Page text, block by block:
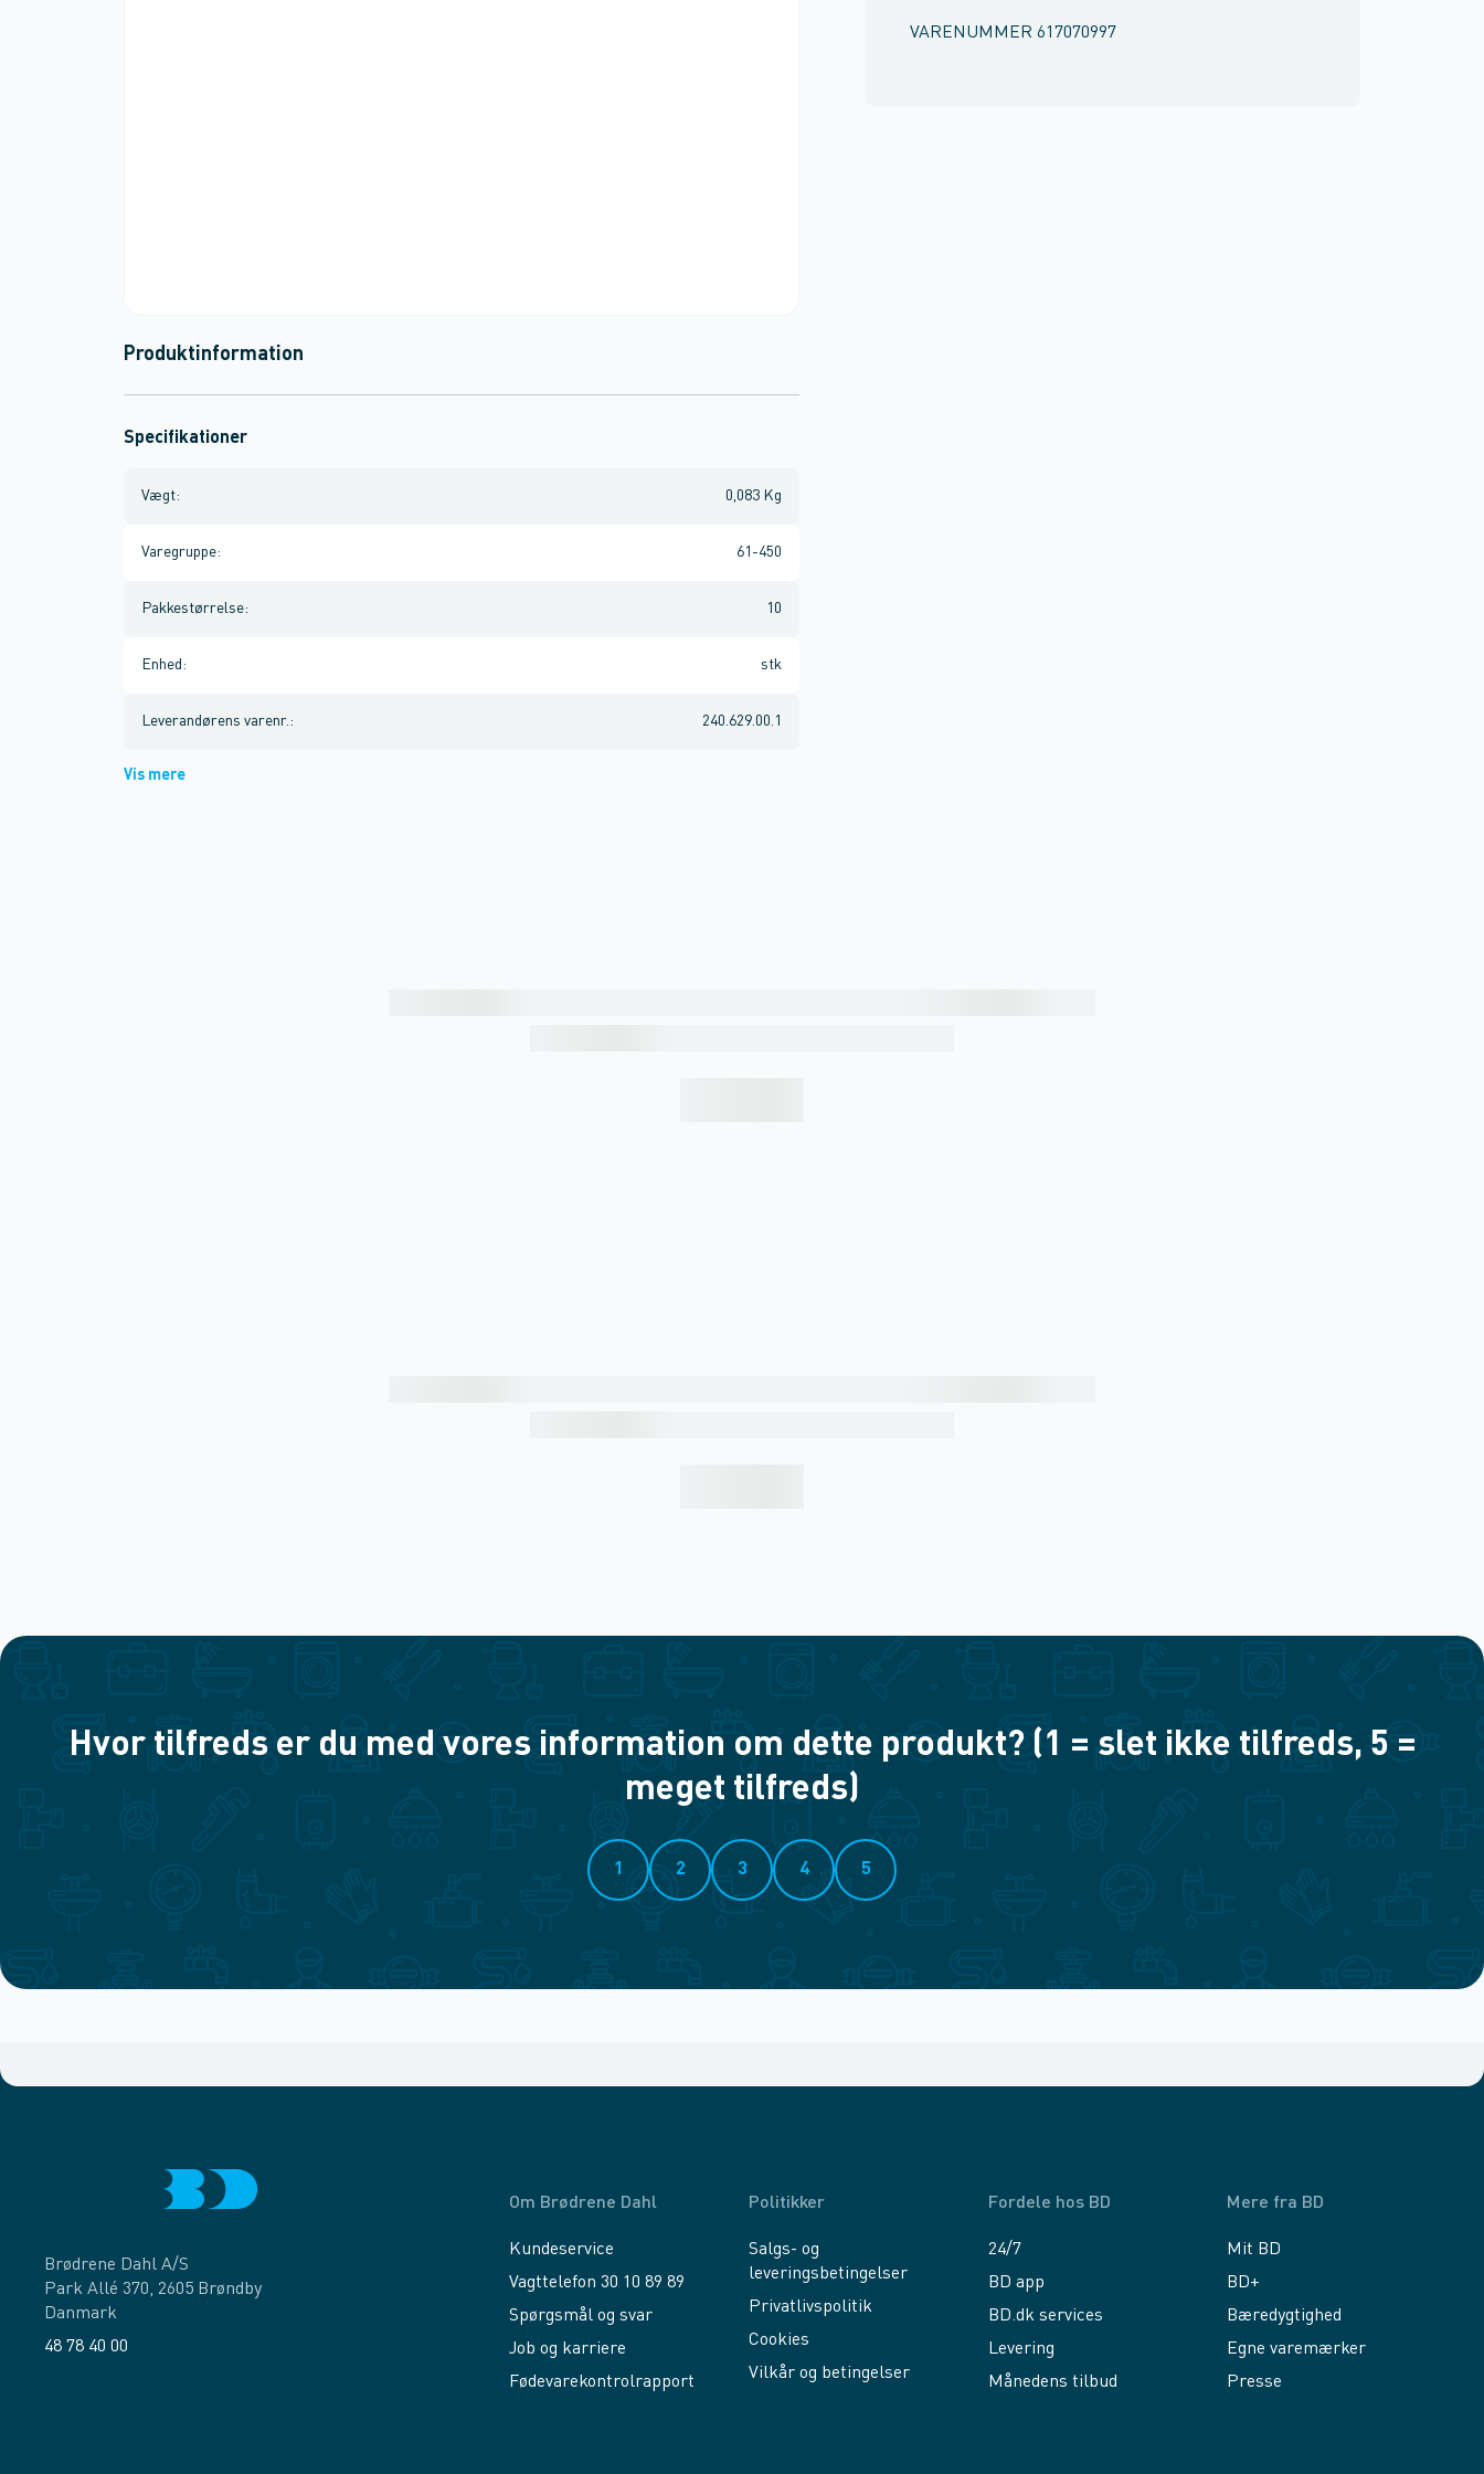
VARENUMMER 617070997
Produktinformation
Specifikationer
Vægt: 0,083 Kg
Varegruppe: 61-450
Pakkestørrelse: 10
Enhed : stk
Leverandørens varenr. : 240.629.00.1
Vis mere
Hvor tilfreds er du med vores information om dette produkt? (1 = slet ikke tilfreds, 5 =
meget tilfreds)
1 2 3 4 5
Brødrene Dahl A/S
Park Allé 370, 2605 Brøndby
Danmark
48 78 40 00
Om Brødrene Dahl
Kundeservice
Vagttelefon 30 10 89 89
Spørgsmål og svar
Job og karriere
Fødevarekontrolrapport
Politikker
Salgs- og
leveringsbetingelser
Privatlivspolitik
Cookies
Vilkår og betingelser
Fordele hos BD
24/7
BD app
BD.dk services
Levering
Månedens tilbud
Mere fra BD
Mit BD
BD+
Bæredygtighed
Egne varemærker
Presse